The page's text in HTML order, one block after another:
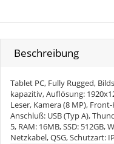
Beschreibung
Tablet PC, Fully Rugged,
kapazitiv, Auflösung:
Leser, Kamera (8 MP),
Anschluß: USB (Typ A),
5, RAM: 16MB, SSD:
Netzkabel, QSG, Schutzart: